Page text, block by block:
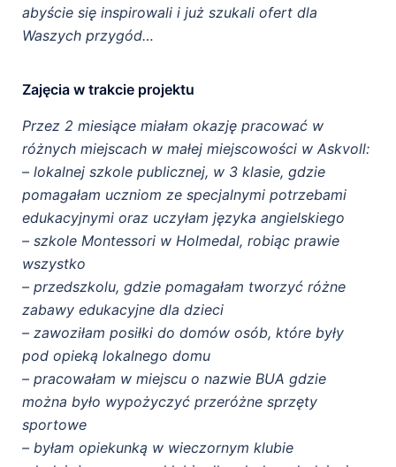
abyście się inspirowali i już szukali ofert dla
Waszych przygód…
Zajęcia w trakcie projektu
Przez 2 miesiące miałam okazję pracować w
różnych miejscach w małej miejscowości w Askvoll:
– lokalnej szkole publicznej, w 3 klasie, gdzie
pomagałam uczniom ze specjalnymi potrzebami
edukacyjnymi oraz uczyłam języka angielskiego
– szkole Montessori w Holmedal, robiąc prawie
wszystko
– przedszkolu, gdzie pomagałam tworzyć różne
zabawy edukacyjne dla dzieci
– zawoziłam posiłki do domów osób, które były
pod opieką lokalnego domu
– pracowałam w miejscu o nazwie BUA gdzie
można było wypożyczyć przeróżne sprzęty
sportowe
– byłam opiekunką w wieczornym klubie